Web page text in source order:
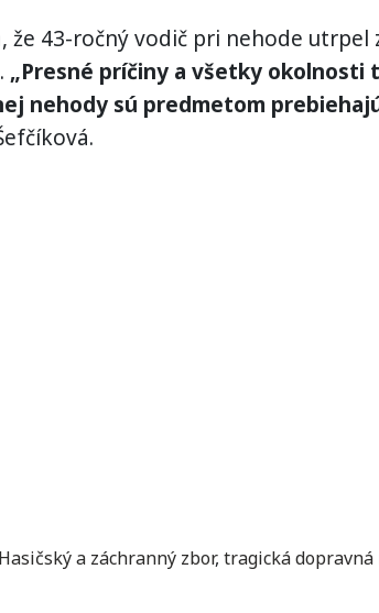
že 43-ročný vodič pri nehode utrpel
„Presné príčiny a všetky
nehody sú predmetom
Hasičský a záchranný zbor, tragická dopravná